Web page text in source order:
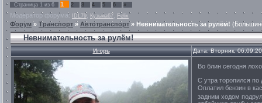
Страница 1 из 6 1 2 3 4 5 6 »
Модератор форума: IDL79 Кузьма67 Felix
Форум» Транспорт » Автотранспорт» Невнимательность за рулём!
Невнимательность за рулём!
Игорь Дата: Вторник,
Во блин сегодня
С утра торопился по
Оплатил бензин в
задним ходом